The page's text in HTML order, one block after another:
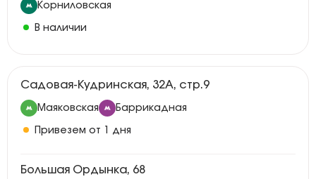
Корниловская
В наличии
Садовая-Кудринская, 32А, стр.9
Маяковская Баррикадная
Привезем от 1 дня
Большая Ордынка, 68